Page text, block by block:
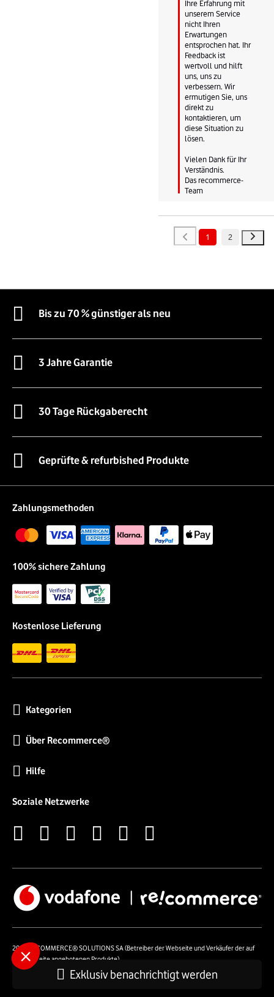
Exklusiv benachrichtigt werden
Ihre Erfahrung mit
unserem Service
nicht Ihren
Erwartungen
entsprochen hat. Ihr
Feedback ist
wertvoll und hilft
uns, uns zu
verbessern. Wir
ermutigen Sie, uns
direkt zu
kontaktieren, um
diese Situation zu
lösen.
Vielen Dank für Ihr
Verständnis.
Das recommerce-
Team
1 2
Bis zu 70 % günstiger als neu
3 Jahre Garantie
30 Tage Rückgaberecht
Geprüfte & refurbished Produkte
Zahlungsmethoden
100% sichere Zahlung
Kostenlose Lieferung
Kategorien
Über Recommerce®
Hilfe
Soziale Netzwerke
2026 RECOMMERCE® SOLUTIONS SA (Betreiber der Webseite und Verkäufer der auf
der Webseite angebotenen Produkte)
54 Avenue Lénine - 94250 Gentilly - Frankreich- UstId: FR01513969402 - Alle Rechte